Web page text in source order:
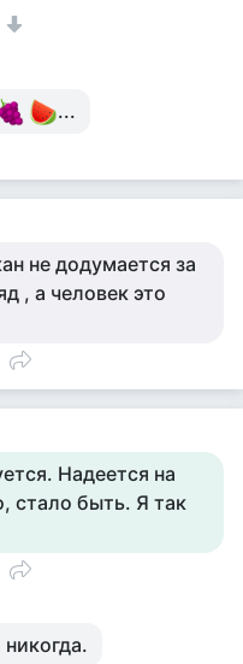
...
не додумается за
, а человек это
Надеется на
стало быть. Я так